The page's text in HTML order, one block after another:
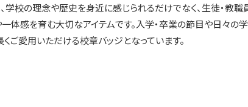
学校の理念や歴史を身近に感じられるだけでなく、生徒・教職
体感を育む大切なアイテムです。入学・卒業の節目や日々の
くご愛用いただける校章バッジとなっています。